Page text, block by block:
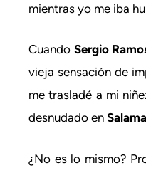
mientras yo me iba
Cuando Sergio
vieja sensación de
me trasladé a mi
desnudado en
¿No es lo mismo?